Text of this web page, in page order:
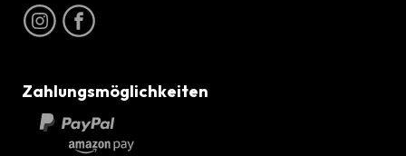
Zahlungsmöglichkeiten